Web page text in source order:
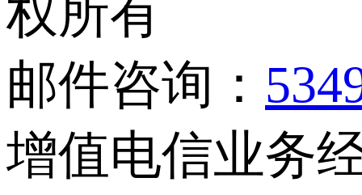
权所有
邮件咨询：
增值电信业务